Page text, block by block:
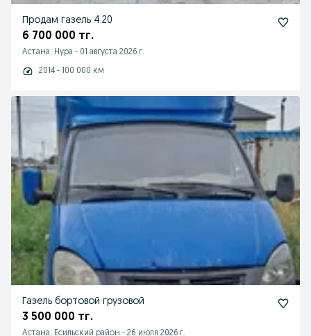
Продам газель 4.20
6 700 000 тг.
Астана, Нура - 01 августа 2026 г.
2014 - 100 000 км
Газель бортовой грузовой
3 500 000 тг.
Астана, Есильский район - 26 июля 2026 г.